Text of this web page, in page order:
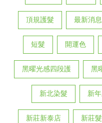
頂規護髮 最新消息
短髮 開運色
黑曜光感四段護 黑
新北染髮 新
新莊新泰店 新莊